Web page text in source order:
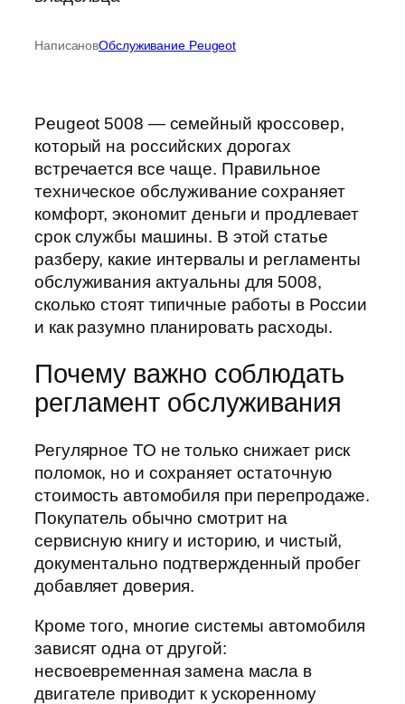
НаписановОбслуживание Peugeot
Peugeot 5008 — семейный кроссовер,
который на российских дорогах
встречается все чаще. Правильное
техническое обслуживание сохраняет
комфорт, экономит деньги и продлевает
срок службы машины. В этой статье
разберу, какие интервалы и регламенты
обслуживания актуальны для 5008,
сколько стоят типичные работы в России
и как разумно планировать расходы.
Почему важно соблюдать
регламент обслуживания
Регулярное ТО не только снижает риск
поломок, но и сохраняет остаточную
стоимость автомобиля при перепродаже.
Покупатель обычно смотрит на
сервисную книгу и историю, и чистый,
документально подтвержденный пробег
добавляет доверия.
Кроме того, многие системы автомобиля
зависят одна от другой:
несвоевременная замена масла в
двигателе приводит к ускоренному